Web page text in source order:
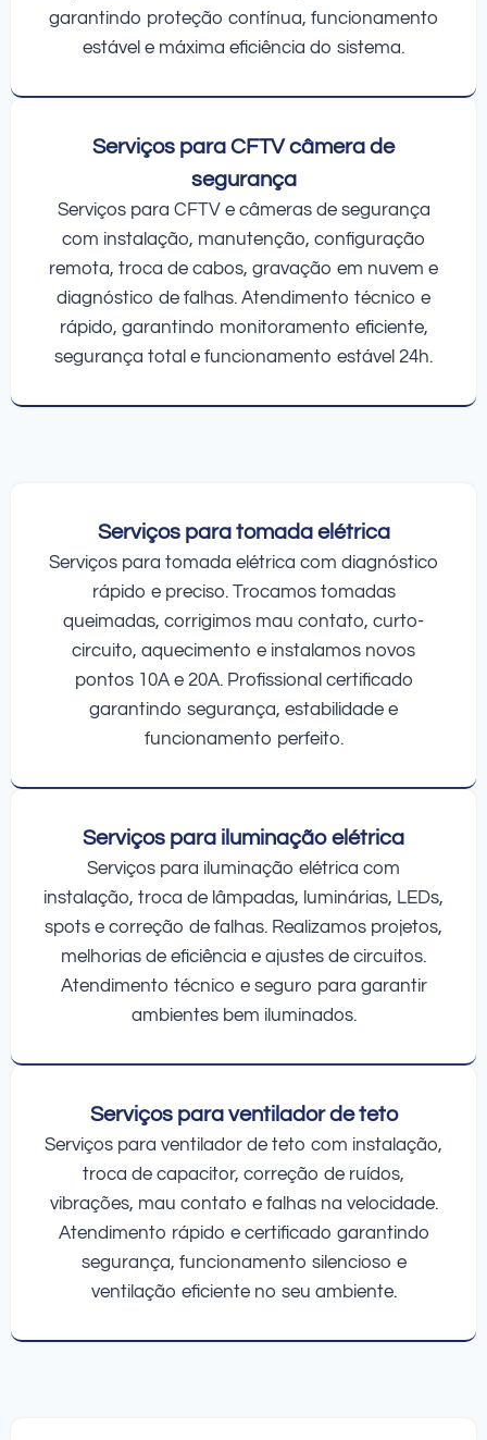
garantindo proteção contínua, funcionamento
estável e máxima eficiência do sistema.
Serviços para CFTV câmera de
segurança
Serviços para CFTV e câmeras de segurança
com instalação, manutenção, configuração
remota, troca de cabos, gravação em nuvem e
diagnóstico de falhas. Atendimento técnico e
rápido, garantindo monitoramento eficiente,
segurança total e funcionamento estável 24h.
Serviços para tomada elétrica
Serviços para tomada elétrica com diagnóstico
rápido e preciso. Trocamos tomadas
queimadas, corrigimos mau contato, curto-
circuito, aquecimento e instalamos novos
pontos 10A e 20A. Profissional certificado
garantindo segurança, estabilidade e
funcionamento perfeito.
Serviços para iluminação elétrica
Serviços para iluminação elétrica com
instalação, troca de lâmpadas, luminárias, LEDs,
spots e correção de falhas. Realizamos projetos,
melhorias de eficiência e ajustes de circuitos.
Atendimento técnico e seguro para garantir
ambientes bem iluminados.
Serviços para ventilador de teto
Serviços para ventilador de teto com instalação,
troca de capacitor, correção de ruídos,
vibrações, mau contato e falhas na velocidade.
Atendimento rápido e certificado garantindo
segurança, funcionamento silencioso e
ventilação eficiente no seu ambiente.